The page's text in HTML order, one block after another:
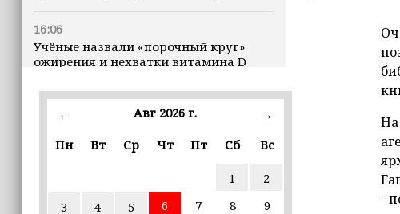
16:06
Учёные назвали «порочный круг»
ожирения и нехватки витамина D
16:00
В Чеченской Республике начинается
избирательные комиссии
← Авг 2026 г.
→
Пн
Вт Ср Чт Пт Сб Вс
1
2
3
4 5 6 7 8
9
На
-